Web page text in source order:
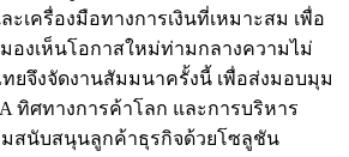
เครื่องมือทางการเงินที่เหมาะสม เพื่อ
องเห็นโอกาสใหม่ท่ามกลางความไม่
ยจึงจัดงานสัมมนาครั้งนี้ เพื่อส่งมอบมุม
ทิศทางการค้าโลก และการบริหาร
มสนับสนุนลูกค้าธุรกิจด้วยโซลูชัน